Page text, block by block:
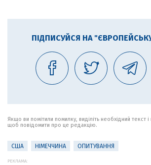
ПІДПИСУЙСЯ НА
Якщо ви помітили помилку, виділіть необхідний текст і
щоб повідомити про це редакцію.
США НІМЕЧЧИНА ОПИТУВАННЯ
РЕКЛАМА: